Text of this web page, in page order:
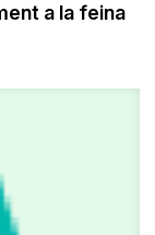
a la feina